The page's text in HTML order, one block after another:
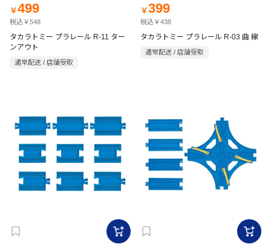
￥499
税込￥548
タカラトミー プラレール R-11 ター
ンアウト
通常配送 / 店舗受取
￥399
税込￥438
タカラトミー プラレール R-03 曲 線
通常配送 / 店舗受取